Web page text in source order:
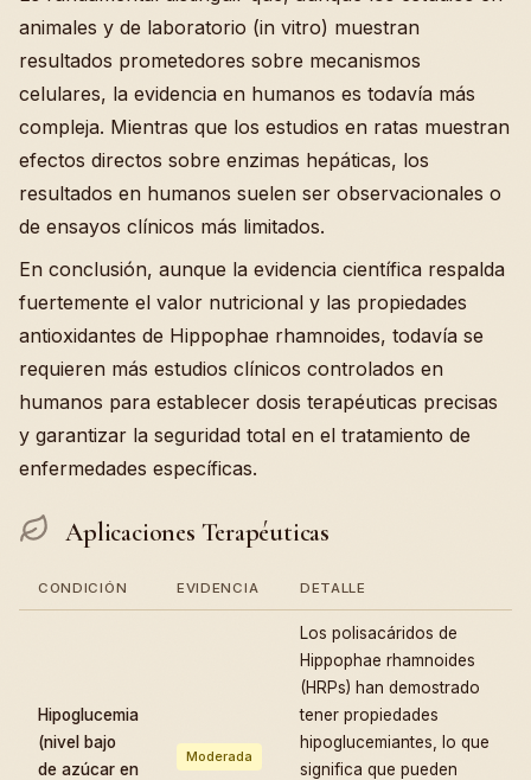
animales y de laboratorio (in vitro) muestran
resultados prometedores sobre mecanismos
celulares, la evidencia en humanos es todavía más
compleja. Mientras que los estudios en ratas muestran
efectos directos sobre enzimas hepáticas, los
resultados en humanos suelen ser observacionales o
de ensayos clínicos más limitados.
En conclusión, aunque la evidencia científica respalda
fuertemente el valor nutricional y las propiedades
antioxidantes de Hippophae rhamnoides, todavía se
requieren más estudios clínicos controlados en
humanos para establecer dosis terapéuticas precisas
y garantizar la seguridad total en el tratamiento de
enfermedades específicas.
Aplicaciones Terapéuticas
CONDICIÓN EVIDENCIA DETALLE
Hipoglucemia
(nivel bajo
de azúcar en
Moderada
Los polisacáridos de
Hippophae rhamnoides
(HRPs) han demostrado
tener propiedades
hipoglucemiantes, lo que
significa que pueden